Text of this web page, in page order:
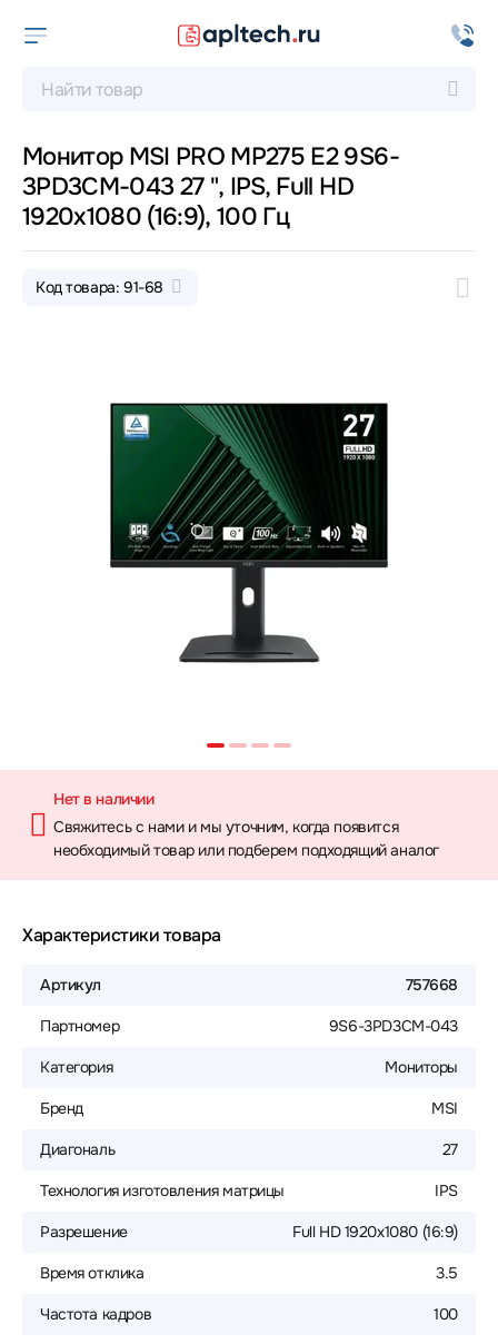
Монитор MSI PRO MP275 E2 9S6-
3PD3CM-043 27 ", IPS, Full HD
1920x1080 (16:9), 100 Гц
Код товара: 91-68
Нет в наличии
Свяжитесь с нами и мы уточним, когда появится
необходимый товар или подберем подходящий аналог
Характеристики товара
Артикул 757668
Партномер 9S6-3PD3CM-043
Категория Мониторы
Бренд MSI
Диагональ 27
Технология изготовления матрицы IPS
Разрешение Full HD 1920x1080 (16:9)
Время отклика 3.5
Частота кадров 100